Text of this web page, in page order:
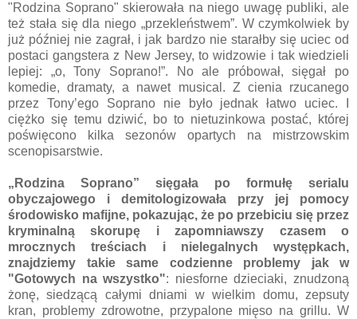
"Rodzina Soprano" skierowała na niego uwagę publiki, ale
też stała się dla niego „przekleństwem”. W czymkolwiek by
już później nie zagrał, i jak bardzo nie starałby się uciec od
postaci gangstera z New Jersey, to widzowie i tak wiedzieli
lepiej: „o, Tony Soprano!”. No ale próbował, sięgał po
komedie, dramaty, a nawet musical. Z cienia rzucanego
przez Tony’ego Soprano nie było jednak łatwo uciec. I
ciężko się temu dziwić, bo to nietuzinkowa postać, której
poświęcono kilka sezonów opartych na mistrzowskim
scenopisarstwie.
„Rodzina Soprano” sięgała po formułę serialu
obyczajowego i demitologizowała przy jej pomocy
środowisko mafijne, pokazując, że po przebiciu się przez
kryminalną skorupę i zapomniawszy czasem o
mrocznych treściach i nielegalnych występkach,
znajdziemy takie same codzienne problemy jak w
"Gotowych na wszystko": niesforne dzieciaki, znudzoną
żonę, siedzącą całymi dniami w wielkim domu, zepsuty
kran, problemy zdrowotne, przypalone mięso na grillu. W